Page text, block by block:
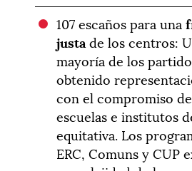
107 escaños para una
justa de los centros:
mayoría de los
obtenido
con el compromiso
escuelas e institutos
equitativa. Los
ERC, Comuns y CUP